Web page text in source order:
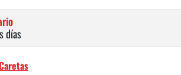
días